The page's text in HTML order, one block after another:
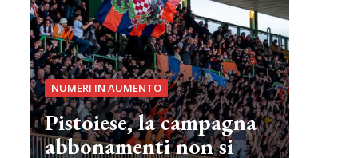
NUMERI IN AUMENTO
Pistoiese, la campagna
abbonamenti non si